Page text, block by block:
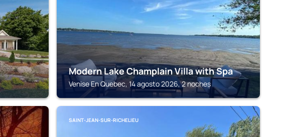
Modern Lake Champlain Villa with Spa
Venise En Quebec, 14 agosto 2026, 2 noches
SAINT-JEAN-SUR-RICHELIEU